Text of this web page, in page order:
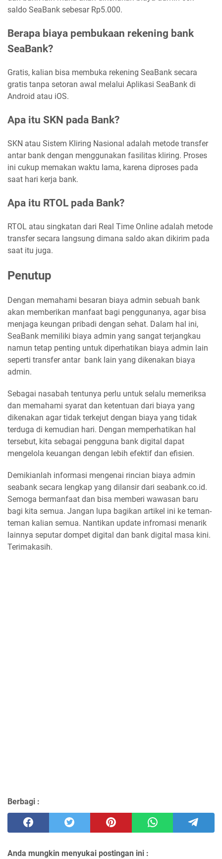
saldo SeaBank sebesar Rp5.000.
Berapa biaya pembukaan rekening bank
SeaBank?
Gratis, kalian bisa membuka rekening SeaBank secara
gratis tanpa setoran awal melalui Aplikasi SeaBank di
Android atau iOS.
Apa itu SKN pada Bank?
SKN atau Sistem Kliring Nasional adalah metode transfer
antar bank dengan menggunakan fasilitas kliring. Proses
ini cukup memakan waktu lama, karena diproses pada
saat hari kerja bank.
Apa itu RTOL pada Bank?
RTOL atau singkatan dari Real Time Online adalah metode
transfer secara langsung dimana saldo akan dikirim pada
saat itu juga.
Penutup
Dengan memahami besaran biaya admin sebuah bank
akan memberikan manfaat bagi penggunanya, agar bisa
menjaga keungan pribadi dengan sehat. Dalam hal ini,
SeaBank memiliki biaya admin yang sangat terjangkau
namun tetap penting untuk diperhatikan biaya admin lain
seperti transfer antar bank lain yang dikenakan biaya
admin.
Sebagai nasabah tentunya perlu untuk selalu memeriksa
dan memahami syarat dan ketentuan dari biaya yang
dikenakan agar tidak terkejut dengan biaya yang tidak
terduga di kemudian hari. Dengan memperhatikan hal
tersebut, kita sebagai pengguna bank digital dapat
mengelola keuangan dengan lebih efektif dan efisien.
Demikianlah informasi mengenai rincian biaya admin
seabank secara lengkap yang dilansir dari seabank.co.id.
Semoga bermanfaat dan bisa memberi wawasan baru
bagi kita semua. Jangan lupa bagikan artikel ini ke teman-
teman kalian semua. Nantikan update infromasi menarik
lainnya seputar dompet digital dan bank digital masa kini.
Terimakasih.
Berbagi :
Anda mungkin menyukai postingan ini :